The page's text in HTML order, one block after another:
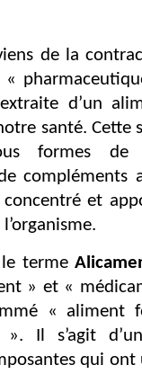
de la
d’un
santé. Cette
formes de
compléments
et
le terme
» et «
« aliment
». Il s’agit
qui